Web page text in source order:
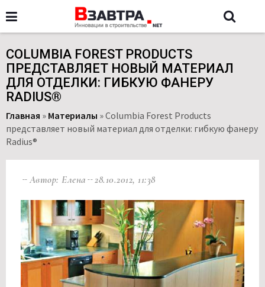
COLUMBIA FOREST PRODUCTS
ПРЕДСТАВЛЯЕТ НОВЫЙ МАТЕРИАЛ
ДЛЯ ОТДЕЛКИ: ГИБКУЮ ФАНЕРУ
RADIUS®
Главная » Материалы »Columbia Forest Products
представляет новый материал для отделки: гибкую фанеру
Radius®
Автор: Елена 28.10.2012, 11:38